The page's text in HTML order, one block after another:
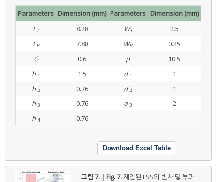
Parameters Dimension (mm) Parameters Dimension (mm)
LT 8.28 WT
2.5
LP 7.88 WP
0.25
G
0.6 p
10.5
h 1 1.5 d 1
1
h 2 0.76 d 2
1
h 3 0.76 d 3
2
h 4 0.76
Download Excel Table
그림 7. | Fig. 7. 제안된 FSS의 반사 및 투과